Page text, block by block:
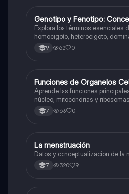
GBiologia
Genotipo y Fenotipo:
Explora los términos esenciales
homocigoto, heterocigoto,
9 62 0
FBiologia
Funciones de Organelos
Aprende las funciones
núcleo, mitocondrias y
7 63 0
Biologia
La menstruación
Datos y conceptualizacion de la
7 320 9